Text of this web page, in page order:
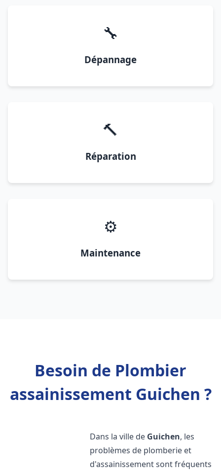
🔧
Dépannage
🔨
Réparation
⚙️
Maintenance
Besoin de Plombier
assainissement Guichen ?
Dans la ville de Guichen, les
problèmes de plomberie et
d'assainissement sont fréquents